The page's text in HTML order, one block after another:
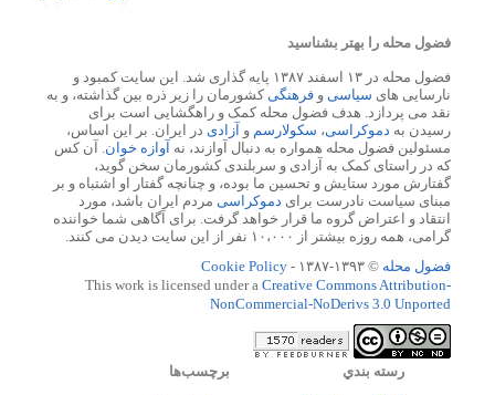
فضول محله را بهتر بشناسید
فضول محله در ۱۳ اسفند ۱۳۸۷ پایه گذاری شد. این سایت کمبود و
نارسایی های سیاسی و فرهنگی کشورمان را زیر ذره بین گذاشته، و به
نقد می پردازد. هدف فضول محله کمک و راهگشایی است برای
رسیدن به دموکراسی، سکولارسم و آزادی در ایران. بر این اساس،
مسئولین فضول محله همواره به دنبال آوازند، نه آوازه خوان . آن کس
که در راستای کمک به آزادی و سربلندی کشورمان سخن گوید،
گفتارش مورد ستایش و تحسین ما بوده، و چنانچه گفتار او اشتباه و بر
مبنای سیاست نادرست برای دموکراسی مردم ایران باشد، مورد
انتقاد و اعتراض گروه ما قرار خواهد گرفت. برای آگاهی شما خواننده
گرامی، همه روزه بیشتر از ۱۰،۰۰۰ نفر از این سایت دیدن می کنند.
فضول محله © ۱۳۹۳-۱۳۸۷ -
Cookie Policy
This work is licensed under a Creative Commons Attribution-
NonCommercial-NoDerivs 3.0 Unported
رسته بندي برچسب‌ها